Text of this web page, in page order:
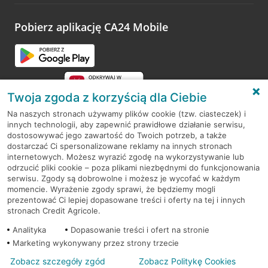
opinie.
Pobierz aplikację CA24 Mobile
RODO
Regulamin serwisu
Mapa serwisu
PolitykaCookies
© 2026 Credit Agricole Bank Polska S.A. Wszelkie prawa zastrzeżone
Twoja zgoda z korzyścią dla Ciebie
Na naszych stronach używamy plików cookie (tzw. ciasteczek) i
innych technologii, aby zapewnić prawidłowe działanie serwisu,
dostosowywać jego zawartość do Twoich potrzeb, a także
dostarczać Ci spersonalizowane reklamy na innych stronach
internetowych. Możesz wyrazić zgodę na wykorzystywanie lub
odrzucić pliki cookie – poza plikami niezbędnymi do funkcjonowania
serwisu. Zgody są dobrowolne i możesz je wycofać w każdym
momencie. Wyrażenie zgody sprawi, że będziemy mogli
prezentować Ci lepiej dopasowane treści i oferty na tej i innych
stronach Credit Agricole.
Analityka
Dopasowanie treści i ofert na stronie
Marketing wykonywany przez strony trzecie
Zobacz szczegóły zgód Zobacz Politykę Cookies